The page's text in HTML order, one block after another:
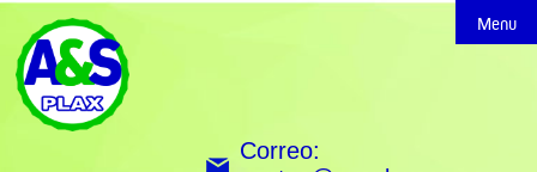
Menu
Correo: